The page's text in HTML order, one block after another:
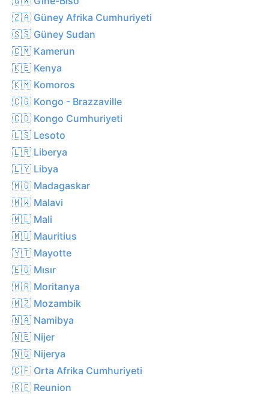
🇿🇦 Güney Afrika Cumhuriyeti
🇸🇸 Güney Sudan
🇨🇲 Kamerun
🇰🇪 Kenya
🇰🇲 Komoros
🇨🇬 Kongo - Brazzaville
🇨🇩 Kongo Cumhuriyeti
🇱🇸 Lesoto
🇱🇷 Liberya
🇱🇾 Libya
🇲🇬 Madagaskar
🇲🇼 Malavi
🇲🇱 Mali
🇲🇺 Mauritius
🇾🇹 Mayotte
🇪🇬 Mısır
🇲🇷 Moritanya
🇲🇿 Mozambik
🇳🇦 Namibya
🇳🇪 Nijer
🇳🇬 Nijerya
🇨🇫 Orta Afrika Cumhuriyeti
🇷🇪 Reunion